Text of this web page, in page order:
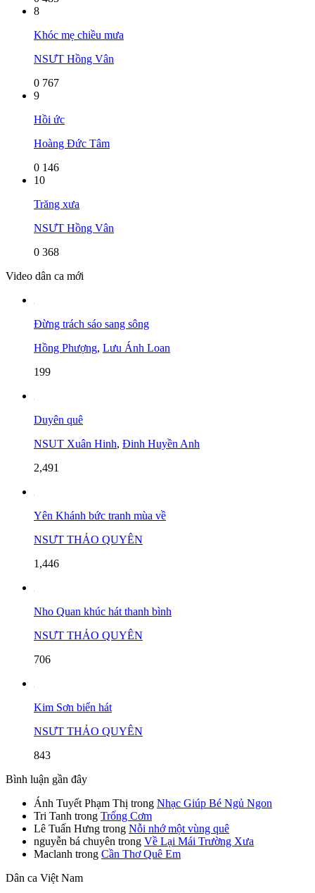
8
Khóc mẹ chiều mưa
NSƯT Hồng Vân
0 767
9
Hồi ức
Hoàng Đức Tâm
0 146
10
Trăng xưa
NSƯT Hồng Vân
0 368
Video dân ca mới
Đừng trách sáo sang sông
Hồng Phượng, Lưu Ánh Loan
199
Duyên quê
NSUT Xuân Hinh, Đinh Huyền Anh
2,491
Yên Khánh bức tranh mùa về
NSƯT THẢO QUYÊN
1,446
Nho Quan khúc hát thanh bình
NSƯT THẢO QUYÊN
706
Kim Sơn biển hát
NSƯT THẢO QUYÊN
843
Bình luận gần đây
Ánh Tuyết Phạm Thị trong Nhạc Giúp Bé Ngủ Ngon
Tri Tanh trong Trống Cơm
Lê Tuấn Hưng trong Nỗi nhớ một vùng quê
nguyễn bá chuyên trong Về Lại Mái Trường Xưa
Maclanh trong Cần Thơ Quê Em
Dân ca Việt Nam